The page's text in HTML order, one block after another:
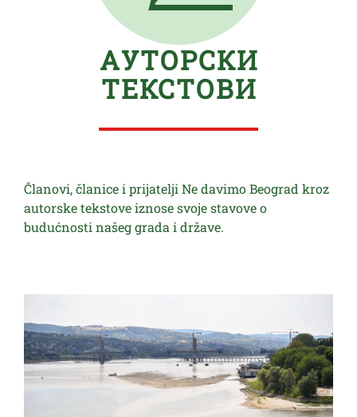
АУТОРСКИ
ТЕКСТОВИ
Članovi, članice i prijatelji Ne davimo Beograd kroz
autorske tekstove iznose svoje stavove o
budućnosti našeg grada i države.